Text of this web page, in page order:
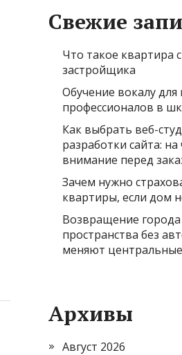
Свежие
Что такое квартира
застройщика
Обучение вокалу
профессионалов в
Как выбрать веб-
разработки сайта:
внимание перед
Зачем нужно
квартиры, если дом
Возвращение
пространства без
меняют
Архивы
Август 2026